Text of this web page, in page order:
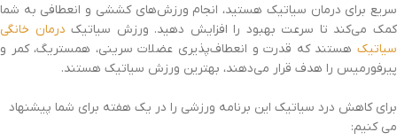
سریع برای درمان سیاتیک هستید، انجام ورزش‌های کششی و انعطافی به شما
کمک می‌کند تا سرعت بهبود را افزایش دهید. ورزش سیاتیک درمان خانگی
سیاتیک هستند که قدرت و انعطاف‌پذیری عضلات سرینی، همستریگ، کمر و
پیرفورمیس را هدف قرار می‌دهند، بهترین ورزش سیاتیک هستند.
برای کاهش درد سیاتیک این برنامه ورزشی را در یک هفته برای شما پیشنهاد
می کنیم: